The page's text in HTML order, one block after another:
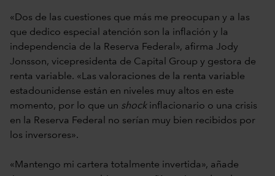
«Dos de las cuestiones que más me preocupan y a las
que dedico especial atención son la inflación y la
independencia de la Reserva Federal», afirma Jody
Jonsson, vicepresidenta de Capital Group y gestora de
renta variable. «Las valoraciones de la renta variable
estadounidense están en niveles muy altos en este
momento, por lo que un shockinflacionario o una crisis
en la Reserva Federal no serían muy bien recibidos por
los inversores».
«Mantengo mi cartera totalmente invertida», añade